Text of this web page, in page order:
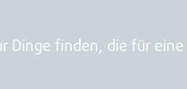
Dinge finden, die für